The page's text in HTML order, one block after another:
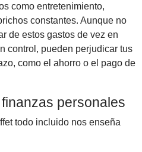
como entretenimiento,
constantes. Aunque no
de estos gastos de vez en
control, pueden perjudicar tus
como el ahorro o el pago de
personales
todo incluido nos enseña